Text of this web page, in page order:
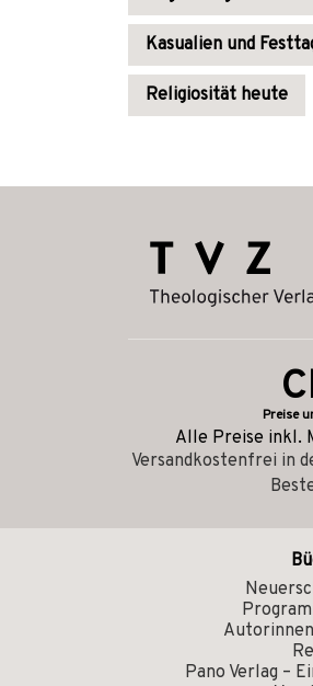
Kasualien und
Religiosität heute
Preise
Alle Preise inkl.
Versandkostenfrei in
Pano Verlag –